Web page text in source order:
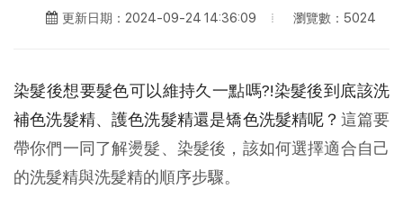
更新日期：2024-09-24 14:36:09 瀏覽數：5024
染髮後想要髮色可以維持久一點嗎?!染髮後到底該洗
補色洗髮精、護色洗髮精還是矯色洗髮精呢？ 這篇要
帶你們一同了解燙髮、染髮後，該如何選擇適合自己
的洗髮精與洗髮精的順序步驟。